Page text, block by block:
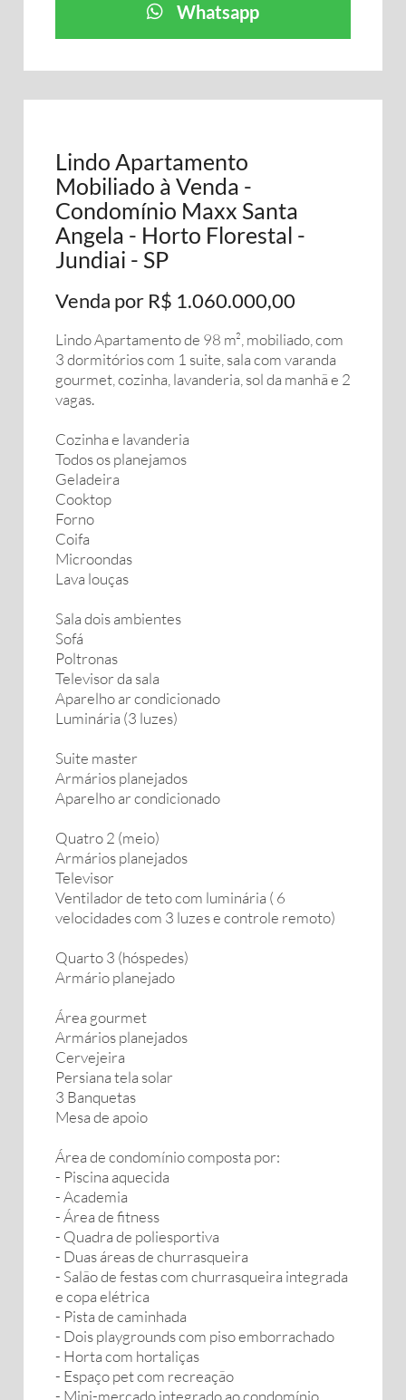
Whatsapp
Lindo Apartamento
Mobiliado à Venda -
Condomínio Maxx Santa
Angela - Horto Florestal -
Jundiai - SP
Venda por R$ 1.060.000,00
Lindo Apartamento de 98 m², mobiliado, com
3 dormitórios com 1 suite, sala com varanda
gourmet, cozinha, lavanderia, sol da manhã e 2
vagas.
Cozinha e lavanderia
Todos os planejamos
Geladeira
Cooktop
Forno
Coifa
Microondas
Lava louças
Sala dois ambientes
Sofá
Poltronas
Televisor da sala
Aparelho ar condicionado
Luminária (3 luzes)
Suite master
Armários planejados
Aparelho ar condicionado
Quatro 2 (meio)
Armários planejados
Televisor
Ventilador de teto com luminária ( 6
velocidades com 3 luzes e controle remoto)
Quarto 3 (hóspedes)
Armário planejado
Área gourmet
Armários planejados
Cervejeira
Persiana tela solar
3 Banquetas ‎
Mesa de apoio
Área de condomínio composta por:
- Piscina aquecida
- Academia
- Área de fitness
- Quadra de poliesportiva
- Duas áreas de churrasqueira
- Salão de festas com churrasqueira integrada
e copa elétrica
- Pista de caminhada
- Dois playgrounds com piso emborrachado
- Horta com hortaliças
- Espaço pet com recreação
- Mini-mercado integrado ao condomínio